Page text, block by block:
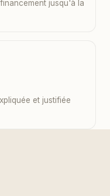
jusqu'à la
et justifiée